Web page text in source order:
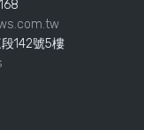
142號5樓